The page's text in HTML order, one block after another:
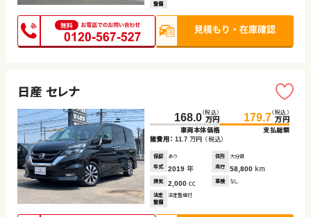
整備
日産 セレナ
168.0（税込）
万円
車両本体価格
179.7（税込）
万円
支払総額
諸費用： 11.7 万円 （税込）
保証 あり 住所
大分県
年式
2019 年 走行 58,800 km
排気 2,000 cc 車検 なし
法定
整備
法定整備付